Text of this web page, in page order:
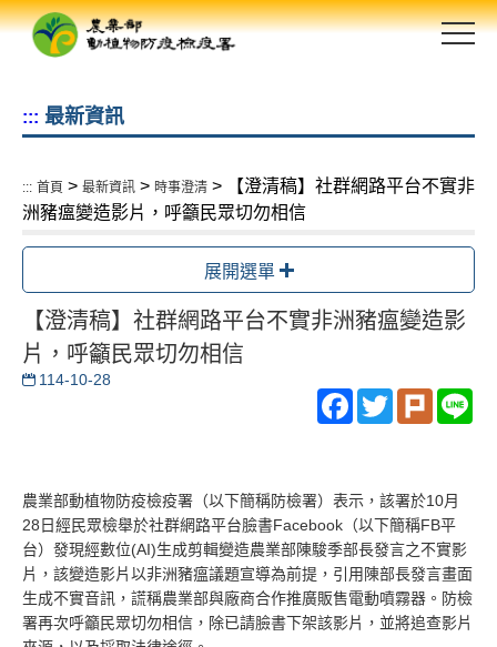
跳
::: 最新資訊
::: 首頁 > 最新資訊 > 時事澄清 > 【澄清稿】社群網路平台不實非
洲豬瘟變造影片，呼籲民眾切勿相信
展開選單
【澄清稿】社群網路平台不實非洲豬瘟變造影
片，呼籲民眾切勿相信
114-10-28
Facebook
TwitterPlurk
農業部動植物防疫檢疫署（以下簡稱防檢署）表示，該署於10月
28日經民眾檢舉於社群網路平台臉書Facebook（以下簡稱FB平
台）發現經數位(AI)生成剪輯變造農業部陳駿季部長發言之不實影
片，該變造影片以非洲豬瘟議題宣導為前提，引用陳部長發言畫面
生成不實音訊，謊稱農業部與廠商合作推廣販售電動噴霧器。防檢
署再次呼籲民眾切勿相信，除已請臉書下架該影片，並將追查影片